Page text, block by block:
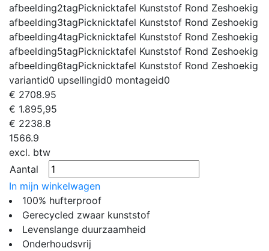
afbeelding2tagPicknicktafel Kunststof Rond Zeshoekig
afbeelding3tagPicknicktafel Kunststof Rond Zeshoekig
afbeelding4tagPicknicktafel Kunststof Rond Zeshoekig
afbeelding5tagPicknicktafel Kunststof Rond Zeshoekig
afbeelding6tagPicknicktafel Kunststof Rond Zeshoekig
variantid0 upsellingid0 montageid0
€ 2708.95
€ 1.895,95
€ 2238.8
1566.9
excl. btw
Aantal
In mijn winkelwagen
100% hufterproof
Gerecycled zwaar kunststof
Levenslange duurzaamheid
Onderhoudsvrij